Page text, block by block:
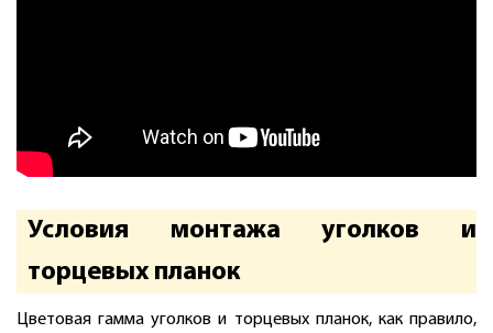
Условия монтажа уголков и
торцевых планок
Цветовая гамма уголков и торцевых планок, как правило,